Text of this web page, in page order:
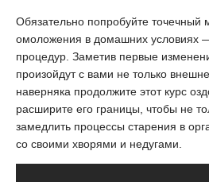
Обязательно попробуйте точечный
омоложения в домашних условиях
процедур. Заметив первые
произойдут с вами не только
наверняка продолжите этот курс
расширите его границы, чтобы не
замедлить процессы старения в
со своими хворями и недугами.